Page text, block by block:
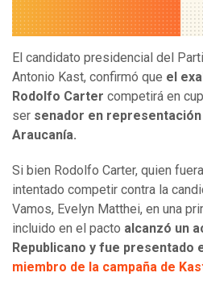
El candidato presidencial del
Antonio Kast, confirmó que el
Rodolfo Carter competirá en
ser senador en
Araucanía.
Si bien Rodolfo Carter, quien
intentado competir contra la
Vamos, Evelyn Matthei, en una
incluido en el pacto alcanzó un
Republicano y fue presentado
miembro de la campaña de